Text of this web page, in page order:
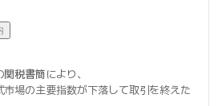
関税書簡により、
市場の主要指数が下落して取引を終えた